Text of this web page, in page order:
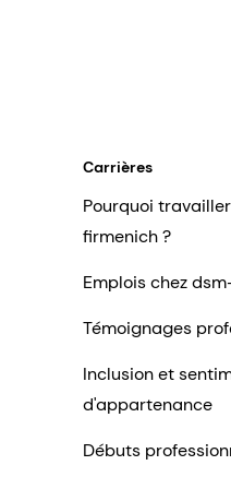
Carrières
Pourquoi
firmenich ?
Emplois chez
Témoignages
Inclusion et
d'appartenance
Débuts